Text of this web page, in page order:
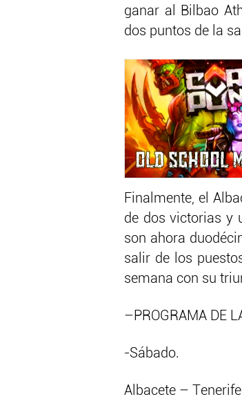
ganar al Bilbao
dos puntos de la
Finalmente, el
de dos victorias y
son ahora
salir de los
semana con su
–PROGRAMA DE
-Sábado.
Albacete –